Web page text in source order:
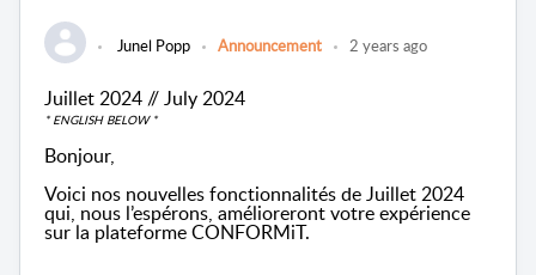
Junel Popp Announcement 2 years ago
Juillet 2024 // July 2024
* ENGLISH BELOW *
Bonjour,
Voici nos nouvelles fonctionnalités de Juillet 2024
qui, nous l’espérons, amélioreront votre expérience
sur la plateforme CONFORMiT.